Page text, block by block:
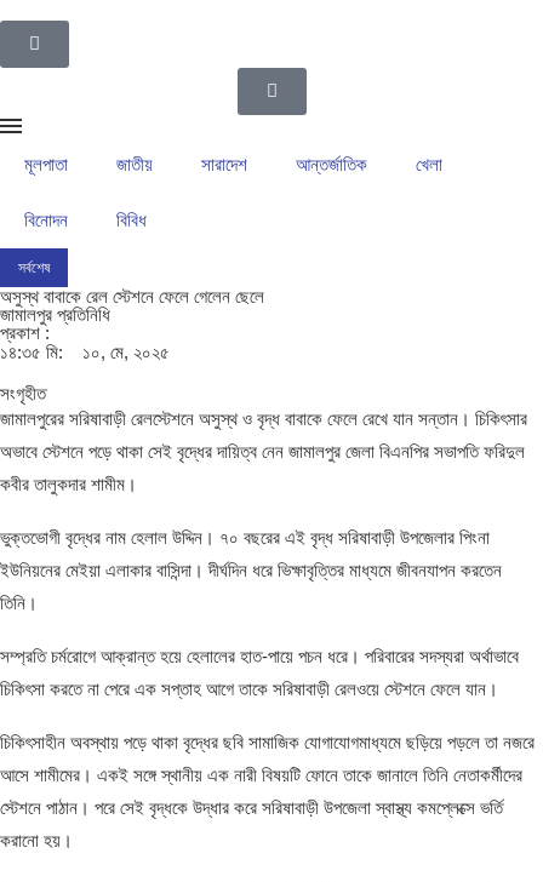
মূলপাতা জাতীয় সারাদেশ আন্তর্জাতিক খেলা
বিনোদন বিবিধ
সর্বশেষ
অসুস্থ বাবাকে রেল স্টেশনে ফেলে গেলেন ছেলে
জামালপুর প্রতিনিধি
প্রকাশ :
১৪:৩৫ মি:
১০, মে, ২০২৫
সংগৃহীত
জামালপুরের সরিষাবাড়ী রেলস্টেশনে অসুস্থ ও বৃদ্ধ বাবাকে ফেলে রেখে যান সন্তান। চিকিৎসার
অভাবে স্টেশনে পড়ে থাকা সেই বৃদ্ধের দায়িত্ব নেন জামালপুর জেলা বিএনপির সভাপতি ফরিদুল
কবীর তালুকদার শামীম।
ভুক্তভোগী বৃদ্ধের নাম হেলাল উদ্দিন। ৭০ বছরের এই বৃদ্ধ সরিষাবাড়ী উপজেলার পিংনা
ইউনিয়নের মেইয়া এলাকার বাসিন্দা। দীর্ঘদিন ধরে ভিক্ষাবৃত্তির মাধ্যমে জীবনযাপন করতেন
তিনি।
সম্প্রতি চর্মরোগে আক্রান্ত হয়ে হেলালের হাত-পায়ে পচন ধরে। পরিবারের সদস্যরা অর্থাভাবে
চিকিৎসা করতে না পেরে এক সপ্তাহ আগে তাকে সরিষাবাড়ী রেলওয়ে স্টেশনে ফেলে যান।
চিকিৎসাহীন অবস্থায় পড়ে থাকা বৃদ্ধের ছবি সামাজিক যোগাযোগমাধ্যমে ছড়িয়ে পড়লে তা নজরে
আসে শামীমের। একই সঙ্গে স্থানীয় এক নারী বিষয়টি ফোনে তাকে জানালে তিনি নেতাকর্মীদের
স্টেশনে পাঠান। পরে সেই বৃদ্ধকে উদ্ধার করে সরিষাবাড়ী উপজেলা স্বাস্থ্য কমপ্লেক্সে ভর্তি
করানো হয়।